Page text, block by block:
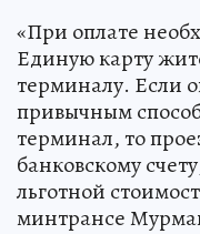
«При оплате
Единую карту
терминалу. Если
привычным
терминал, то
банковскому
льготной
минтрансе